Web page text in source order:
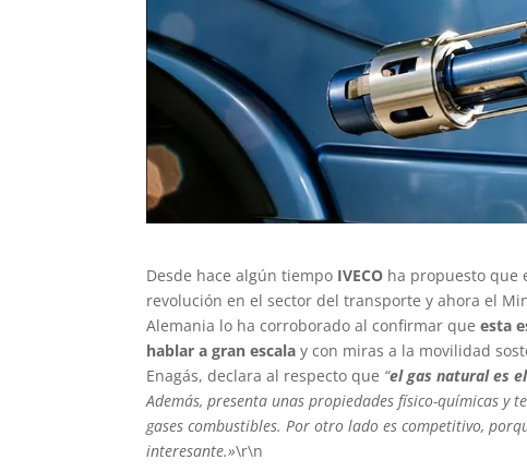
Desde hace algún tiempo IVECO ha propuesto que
revolución en el sector del transporte y ahora el
Alemania lo ha corroborado al confirmar que esta
hablar a gran escala y con miras a la movilidad
Enagás, declara al respecto que “el gas natural es
Además, presenta unas propiedades físico-químicas y
gases combustibles. Por otro lado es competitivo,
interesante.»\r\n